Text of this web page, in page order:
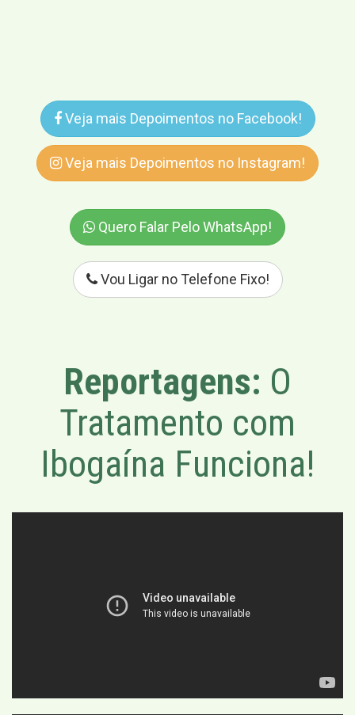
Veja mais Depoimentos no Facebook!
Veja mais Depoimentos no Instagram!
Quero Falar Pelo WhatsApp!
Vou Ligar no Telefone Fixo!
Reportagens: O
Tratamento com
Ibogaína Funciona!